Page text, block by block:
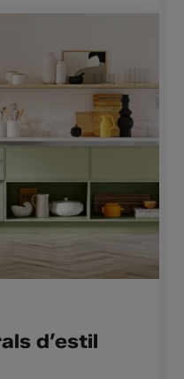
d’estil